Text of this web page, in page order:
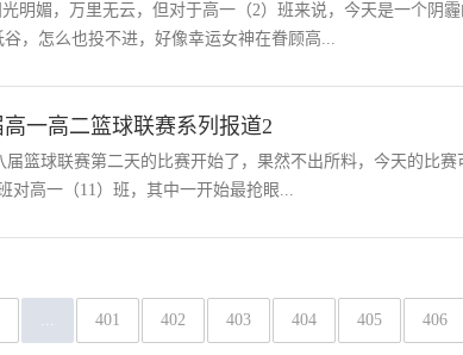
明媚，万里无云，但对于高一（2）班来说，今天是一个阴
，怎么也投不进，好像幸运女神在眷顾高...
一高二篮球联赛系列报道2
篮球联赛第二天的比赛开始了，果然不出所料，今天的比赛
对高一（11）班，其中一开始最抢眼...
... 401 402 403 404 405 406